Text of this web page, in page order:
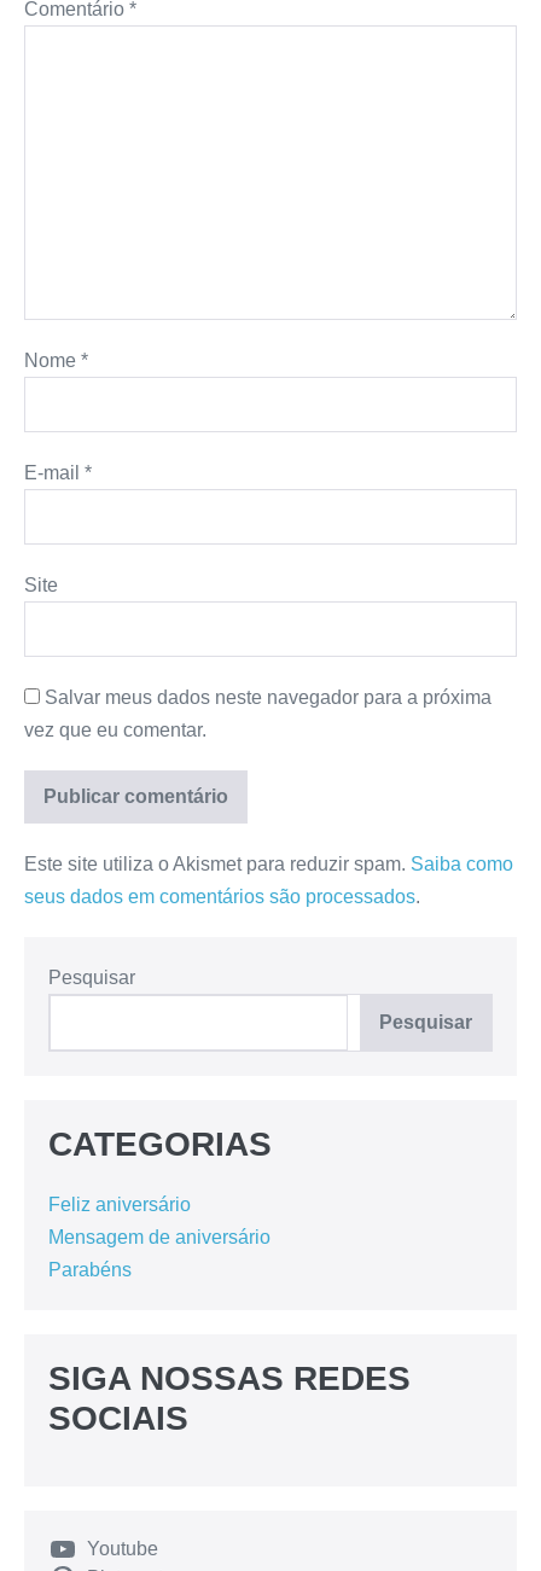
p k
Comentário *
Nome *
E-mail *
Site
Salvar meus dados neste navegador para a próxima
vez que eu comentar.
Este site utiliza o Akismet para reduzir spam. Saiba como
seus dados em comentários são processados.
Pesquisar
Pesquisar
CATEGORIAS
Feliz aniversário
Mensagem de aniversário
Parabéns
SIGA NOSSAS REDES
SOCIAIS
Youtube